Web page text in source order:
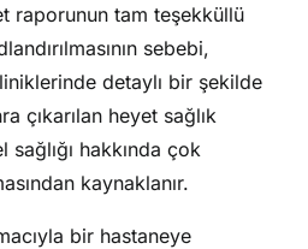
raporunun tam teşekküllü
sebebi,
detaylı bir şekilde
çıkarılan heyet sağlık
hakkında çok
kaynaklanır.
bir hastaneye